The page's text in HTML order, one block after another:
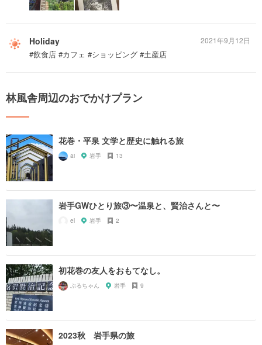
Holiday
#飲食店 #カフェ #ショッピング #土産店
2021年9月12日
林風舎周辺のおでかけプラン
花巻・平泉 文学と歴史に触れる旅
ai 岩手 13
岩手GWひとり旅③〜温泉と、賢治さんと〜
el 岩手 2
初花巻の友人をおもてなし。
ぷるちゃん 岩手 9
2023秋 岩手県の旅